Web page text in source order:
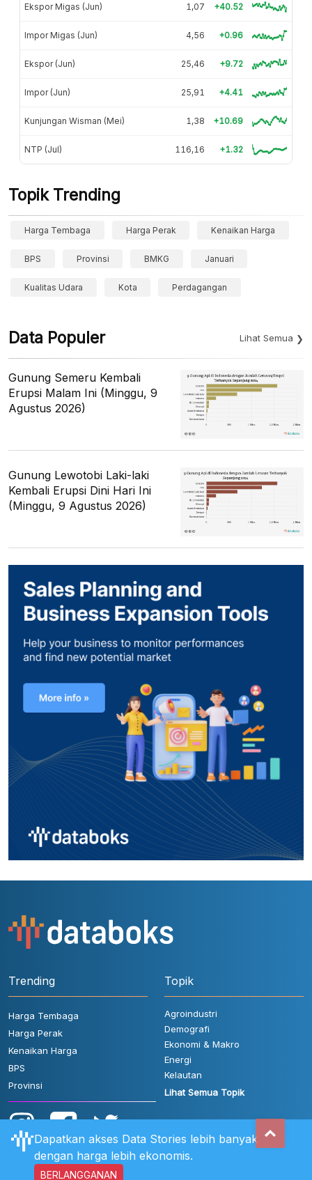
Ekspor Migas (Jun) 1,07 +40.52
Impor Migas (Jun) 4,56 +0.96
Ekspor (Jun) 25,46 +9.72
Impor (Jun) 25,91 +4.41
Kunjungan Wisman (Mei) 1,38 +10.69
NTP (Jul) 116,16 +1.32
Topik Trending
Harga Tembaga Harga Perak Kenaikan Harga
BPS Provinsi BMKG Januari
Kualitas Udara Kota Perdagangan
Data Populer Lihat Semua
Gunung Semeru Kembali
Erupsi Malam Ini (Minggu, 9
Agustus 2026)
Gunung Lewotobi Laki-laki
Kembali Erupsi Dini Hari Ini
(Minggu, 9 Agustus 2026)
Trending
Harga Tembaga
Harga Perak
Kenaikan Harga
BPS
Provinsi
Topik
Agroindustri
Demografi
Ekonomi & Makro
Energi
Kelautan
Lihat Semua Topik
Dapatkan akses Data Stories lebih banyak
dengan harga lebih ekonomis.
BERLANGGANAN